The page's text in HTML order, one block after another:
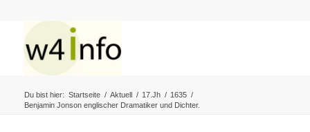
Du bist hier: Startseite / Aktuell / 17.Jh / 1635 /
Benjamin Jonson englischer Dramatiker und Dichter.